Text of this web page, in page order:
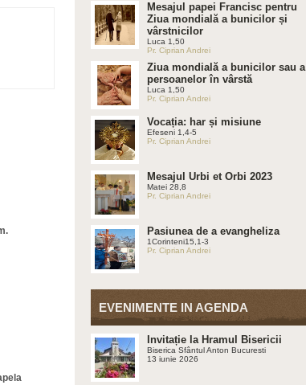
Mesajul papei Francisc pentru
Ziua mondială a bunicilor și
vârstnicilor
Luca 1,50
Pr. Ciprian Andrei
Ziua mondială a bunicilor sau a
persoanelor în vârstă
Luca 1,50
Pr. Ciprian Andrei
Vocația: har și misiune
Efeseni 1,4-5
Pr. Ciprian Andrei
Mesajul Urbi et Orbi 2023
Matei 28,8
Pr. Ciprian Andrei
Pasiunea de a evangheliza
1Corinteni15,1-3
Pr. Ciprian Andrei
EVENIMENTE IN AGENDA
Invitație la Hramul Bisericii
Biserica Sfântul Anton Bucuresti
13 iunie 2026